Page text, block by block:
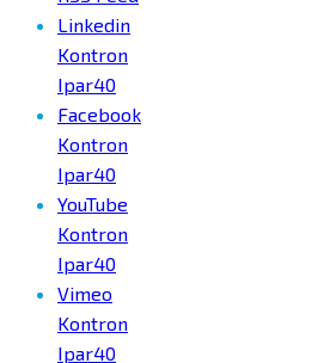
Linkedin
Kontron
Ipar40
Facebook
Kontron
Ipar40
YouTube
Kontron
Ipar40
Vimeo
Kontron
Ipar40